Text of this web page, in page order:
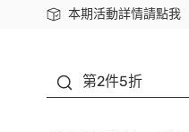
本期活動詳情請點我
下載app最高回饋$350
第2件5折